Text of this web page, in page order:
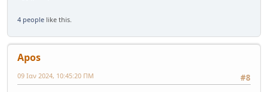
4 people like this.
Apos
#8
09 Ιαν 2024, 10:45:20 ΠΜ